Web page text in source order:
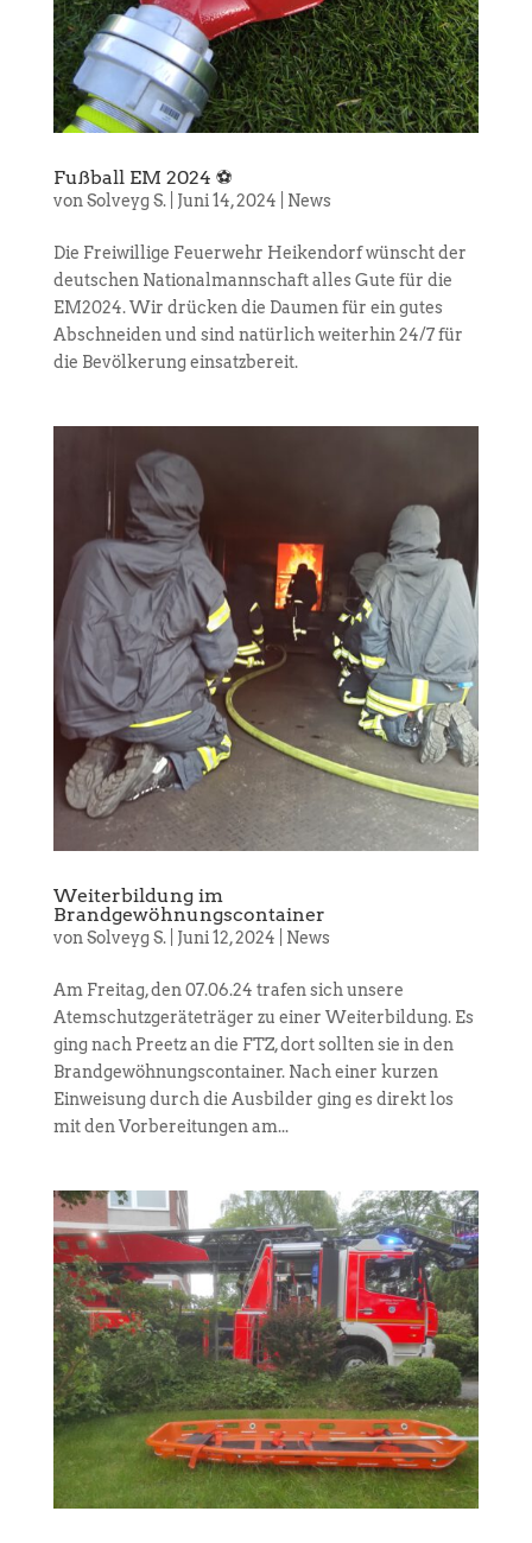
Fußball EM 2024 ⚽
von Solveyg S.| Juni 14, 2024 News
Die Freiwillige Feuerwehr Heikendorf wünscht der
deutschen Nationalmannschaft alles Gute für die
EM2024. Wir drücken die Daumen für ein gutes
Abschneiden und sind natürlich weiterhin 24/7 für
die Bevölkerung einsatzbereit.
Weiterbildung im
Brandgewöhnungscontainer
vonSolveyg S.| Juni 12, 2024 News
Am Freitag, den 07.06.24 trafen sich unsere
Atemschutzgeräteträger zu einer Weiterbildung. Es
ging nach Preetz an die FTZ, dort sollten sie in den
Brandgewöhnungscontainer. Nach einer kurzen
Einweisung durch die Ausbilder ging es direkt los
mit den Vorbereitungen am...